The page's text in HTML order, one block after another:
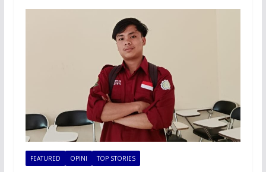
FEATURED OPINI TOP STORIES